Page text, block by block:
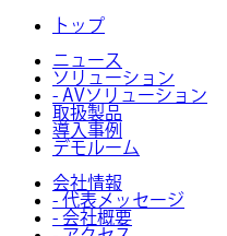
トップ
ニュース
ソリューション
- AVソリューション
取扱製品
導入事例
デモルーム
会社情報
- 代表メッセージ
- 会社概要